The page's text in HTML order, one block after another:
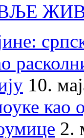
10.
као
2.